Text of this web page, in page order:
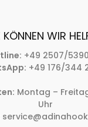
WIR
+49 2507/
+49 176/344
Montag –
Uhr